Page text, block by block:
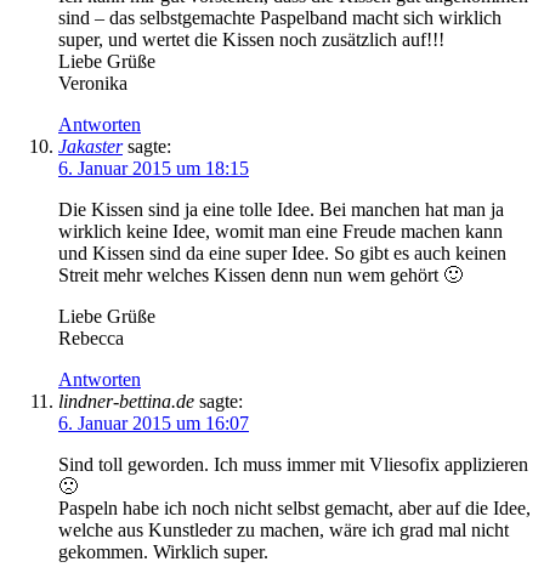
sind – das selbstgemachte Paspelband macht sich wirklich
super, und wertet die Kissen noch zusätzlich auf!!!
Liebe Grüße
Veronika
Antworten
Jakaster sagte:
6. Januar 2015 um 18:15
Die Kissen sind ja eine tolle Idee. Bei manchen hat man ja
wirklich keine Idee, womit man eine Freude machen kann
und Kissen sind da eine super Idee. So gibt es auch keinen
Streit mehr welches Kissen denn nun wem gehört 🙂
Liebe Grüße
Rebecca
Antworten
lindner-bettina.de sagte:
6. Januar 2015 um 16:07
Sind toll geworden. Ich muss immer mit Vliesofix applizieren
🙁
Paspeln habe ich noch nicht selbst gemacht, aber auf die Idee,
welche aus Kunstleder zu machen, wäre ich grad mal nicht
gekommen. Wirklich super.